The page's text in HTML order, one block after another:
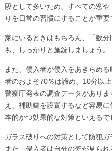
段として多いため、すべての窓
りを日常の習慣にすることが重要
家にいるときはもちろん、「数
も、しっかりと施錠しましょう。
また、侵入者が侵入をあきらめ
者のおよそ70％は諦め、10分以
警察庁発表の調査データがあり
え、補助鍵を設置するなど容易
本的かつ効果的な対策といえるで
ガラス破りへの対策として防犯ガ
また、侵入者は自分の姿が見ら